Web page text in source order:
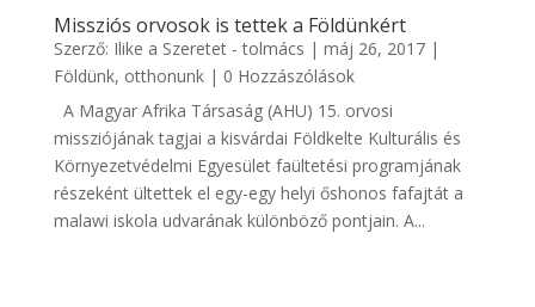
Missziós orvosok is tettek a Földünkért
Szerző: Ilike a Szeretet - tolmács | máj 26, 2017|
Földünk, otthonunk| 0 Hozzászólások
A Magyar Afrika Társaság (AHU) 15. orvosi
missziójának tagjai a kisvárdai Földkelte Kulturális és
Környezetvédelmi Egyesület faültetési programjának
részeként ültettek el egy-egy helyi őshonos fafajtát a
malawi iskola udvarának különböző pontjain. A...